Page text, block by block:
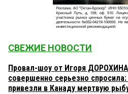
СВЕЖИЕ НОВОСТИ
Провал-шоу от Игоря
совершенно серьезно
привезли в Канаду мертвую